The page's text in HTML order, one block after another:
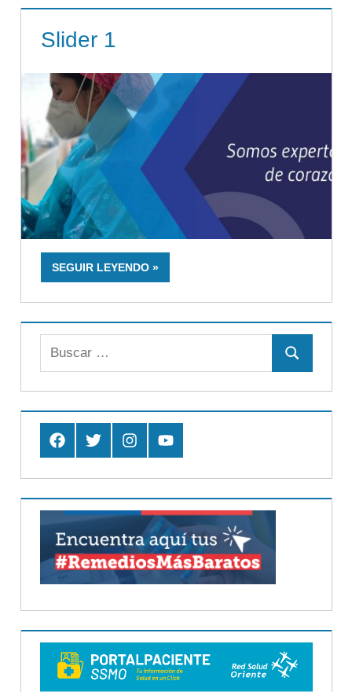
Slider 1
SEGUIR LEYENDO
Buscar
FacebookTwitter InstagramYoutube